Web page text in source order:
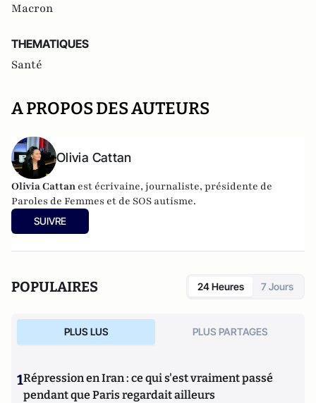
Macron
THEMATIQUES
Santé
A PROPOS DES AUTEURS
Olivia Cattan
OliviaCattan est écrivaine, journaliste, présidente de
Paroles de Femmes et de SOS autisme.
SUIVRE
POPULAIRES 24 Heures 7 Jours
PLUS LUS PLUS PARTAGES
1Répression en Iran : ce qui s'est vraiment passé
pendant que Paris regardait ailleurs